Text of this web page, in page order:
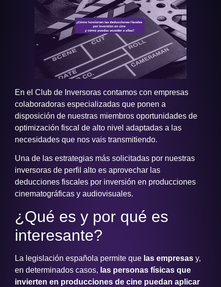
En el Club de Inversoras contamos con empresas
colaboradoras especializadas que ponen a
disposición de nuestras miembros oportunidades de
optimización fiscal de alto nivel adaptadas a las
necesidades que nos vais transmitiendo.
Una de las estrategias más solicitadas por nuestras
inversoras de perfil alto es aprovechar las
deducciones fiscales por inversión en producciones
cinematográficas y audiovisuales.
¿Qué es y por qué es
interesante?
La legislación española permite que las empresas y,
en determinados casos, las personas físicas que
invierten en producciones de cine puedan aplicar